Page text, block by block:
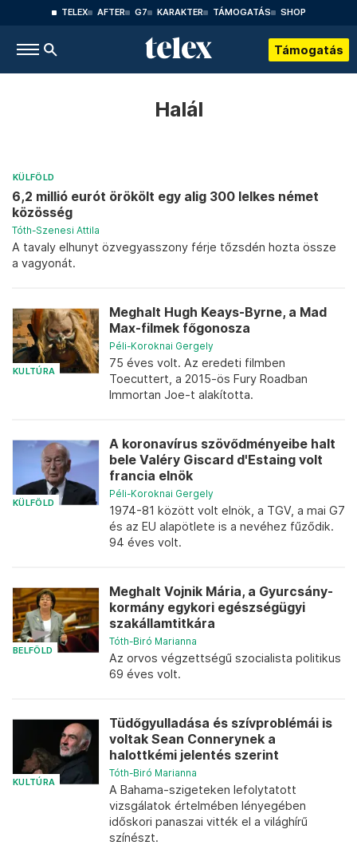
TELEX AFTER G7 KARAKTER TÁMOGATÁS SHOP
Támogatás
Halál
KÜLFÖLD
6,2 millió eurót örökölt egy alig 300 lelkes német
közösség
Tóth-Szenesi Attila
A tavaly elhunyt özvegyasszony férje tőzsdén hozta össze
a vagyonát.
KULTÚRA
Meghalt Hugh Keays-Byrne, a Mad
Max-filmek főgonosza
Péli-Koroknai Gergely
75 éves volt. Az eredeti filmben
Toecuttert, a 2015-ös Fury Roadban
Immortan Joe-t alakította.
KÜLFÖLD
A koronavírus szövődményeibe halt
bele Valéry Giscard d'Estaing volt
francia elnök
Péli-Koroknai Gergely
1974-81 között volt elnök, a TGV, a mai G7
és az EU alapötlete is a nevéhez fűződik.
94 éves volt.
BELFÖLD
Meghalt Vojnik Mária, a Gyurcsány-
kormány egykori egészségügyi
szakállamtitkára
Tóth-Biró Marianna
Az orvos végzettségű szocialista politikus
69 éves volt.
KULTÚRA
Tüdőgyulladása és szívproblémái is
voltak Sean Connerynek a
halottkémi jelentés szerint
Tóth-Biró Marianna
A Bahama-szigeteken lefolytatott
vizsgálatok értelmében lényegében
időskori panaszai vitték el a világhírű
színészt.